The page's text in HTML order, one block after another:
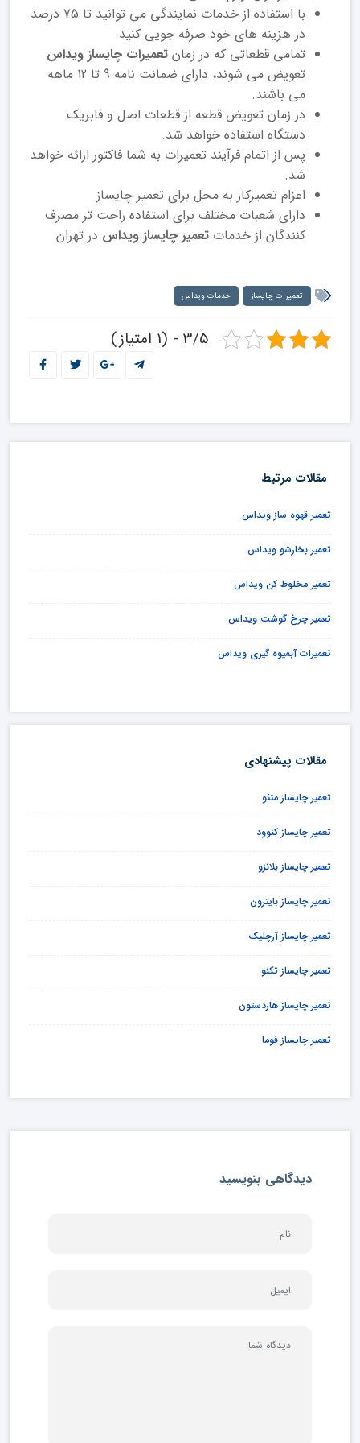
با استفاده از خدمات نمایندگی می توانید تا 75 درصد
در هزینه های خود صرفه جویی کنید.
تمامی قطعاتی که در زمان تعمیرات چایساز ویداس
تعویض می شوند، دارای ضمانت نامه 9 تا 12 ماهه
می باشند.
در زمان تعویض قطعه از قطعات اصل و فابریک
دستگاه استفاده خواهد شد.
پس از اتمام فرآیند تعمیرات به شما فاکتور ارائه خواهد
شد.
اعزام تعمیرکار به محل برای تعمیر چایساز
دارای شعبات مختلف برای استفاده راحت تر مصرف
کنندگان از خدمات تعمیر چایساز ویداس در تهران
تعمیرات چایساز خدمات ویداس
3/5 - (1 امتیاز)
مقالات مرتبط
تعمیر قهوه ساز ویداس
تعمیر بخارشو ویداس
تعمیر مخلوط کن ویداس
تعمیر چرخ گوشت ویداس
تعمیرات آبمیوه گیری ویداس
مقالات پیشنهادی
تعمیر چایساز متئو
تعمیر چایساز کنوود
تعمیر چایساز بلانزو
تعمیر چایساز بایترون
تعمیر چایساز آرچلیک
تعمیر چایساز تکنو
تعمیر چایساز هاردستون
تعمیر چایساز فوما
دیدگاهی بنویسید